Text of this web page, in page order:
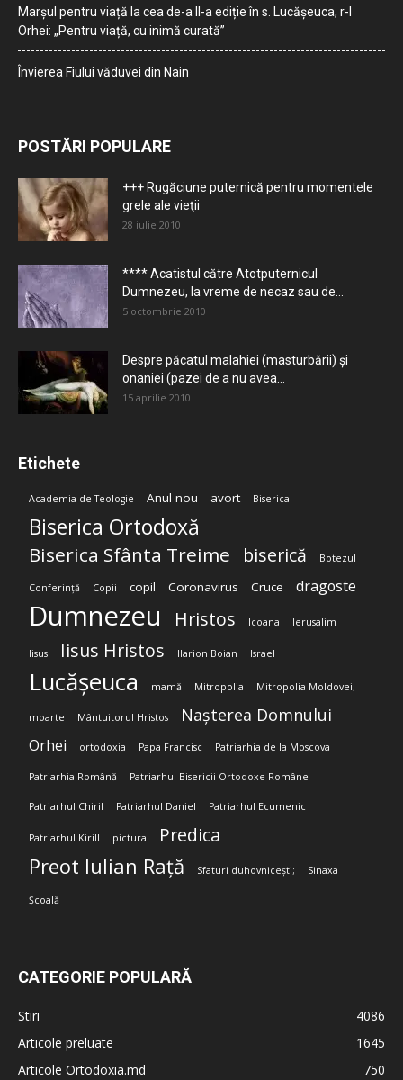
Marșul pentru viață la cea de-a II-a ediție în s. Lucășeuca, r-l
Orhei: „Pentru viață, cu inimă curată”
Învierea Fiului văduvei din Nain
POSTĂRI POPULARE
+++ Rugăciune puternică pentru momentele
grele ale vieţii
28 iulie 2010
**** Acatistul către Atotputernicul
Dumnezeu, la vreme de necaz sau de...
5 octombrie 2010
Despre păcatul malahiei (masturbării) şi
onaniei (pazei de a nu avea...
15 aprilie 2010
Etichete
Academia de Teologie Anul nou avort Biserica
Biserica Ortodoxă
Biserica Sfânta Treime biserică Botezul
Conferință Copii copil Coronavirus Cruce dragoste
Dumnezeu Hristos Icoana Ierusalim
Iisus Iisus Hristos Ilarion Boian Israel
Lucășeuca mamă Mitropolia Mitropolia Moldovei;
moarte Mântuitorul Hristos Nașterea Domnului
Orhei ortodoxia Papa Francisc Patriarhia de la Moscova
Patriarhia Română Patriarhul Bisericii Ortodoxe Române
Patriarhul Chiril Patriarhul Daniel Patriarhul Ecumenic
Patriarhul Kirill pictura Predica
Preot Iulian Rață Sfaturi duhovnicești; Sinaxa
Școală
CATEGORIE POPULARĂ
Stiri
4086
Articole preluate
1645
Articole Ortodoxia.md
750